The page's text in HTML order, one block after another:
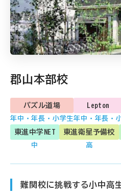
郡山本部校
パズル道場
年中・年長・小学生
Lepton
年中・年長・
東進中学NET
中
東進衛星予備校
高
難関校に挑戦する小中高